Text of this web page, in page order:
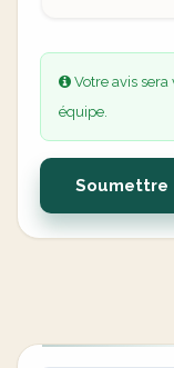
Votre avis
équipe.
Soumettre